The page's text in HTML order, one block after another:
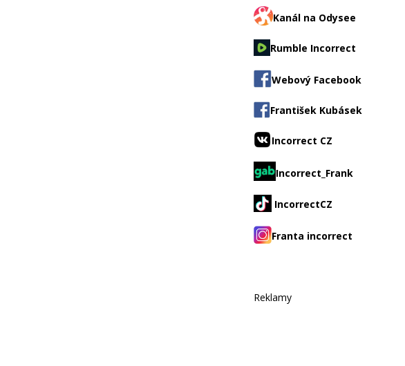
Kanál na Odysee
Rumble Incorrect
Webový Facebook
František Kubásek
Incorrect CZ
Incorrect_Frank
IncorrectCZ
Franta incorrect
Reklamy